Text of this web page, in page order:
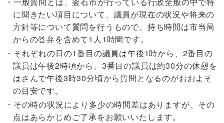
に聞きたい項目について、議員が現在の状況や将来の
方針等について質問を行うもので、持ち時間は市当局
からの答弁を含めて1人1時間です。
それぞれの日の1番目の議員は午後1時から、2番目の
議員は午後2時頃から、3番目の議員は約30分の休憩を
はさんで午後3時30分頃から質問となるのがおおよそ
の目安です。
その時の状況により多少の時間差はありますが、その
点はあらかじめご了承をお願いいたします。